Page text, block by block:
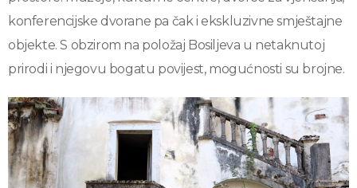
konferencijske dvorane pa čak i ekskluzivne smještajne
objekte. S obzirom na položaj Bosiljeva u netaknutoj
prirodi i njegovu bogatu povijest, mogućnosti su brojne.